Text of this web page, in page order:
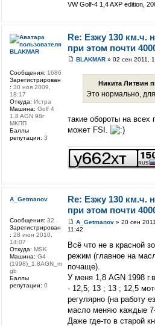
VW Golf-4 1,4 AXP edition,
Re: Езжу 130 км.ч.
при этом почти
BLAKMAR» 02 сен 2011,
Никита Литвин
Это нормально, для
такие обороты на всех
может FSI.
BLAKMAR
Сообщения: 1686
Зарегистрирован
: 30 ноя 2009,
18:17
Откуда: Истра
Машина: Golf 4
1.8 AGN 98г
МКПП
Баллы
репутации: 3
Re: Езжу 130 км.ч.
при этом почти
A_Getmanov» 20 сен 2011,
11:42
Всё что не в красной
режим (главное на
почаще).
У меня 1,8 AGN 1998
- 12,5; 13 ; 13 ; 12,5
регулярно (на работу
масло меняю каждые
Даже где-то в старой
A_Getmanov
Сообщения: 32
Зарегистрирован
: 28 июн 2010,
14:07
Откуда: MSK
Машина: G4
(1998)_1,8AGN_m
gb
Баллы
репутации: 0